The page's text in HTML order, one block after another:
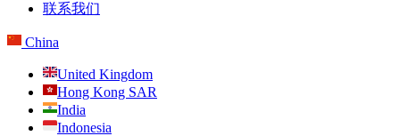
联系我们
China
United Kingdom
Hong Kong SAR
India
Indonesia